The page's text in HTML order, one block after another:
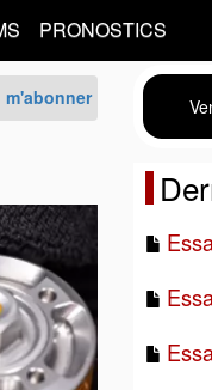
PRONOSTICS
m'abonner